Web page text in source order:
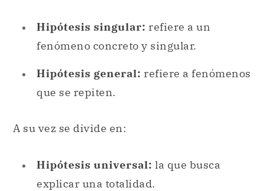
Hipótesis singular: refiere a un
fenómeno concreto y singular.
Hipótesis general: refiere a fenómenos
que se repiten.
A su vez se divide en:
Hipótesis universal: la que busca
explicar una totalidad.